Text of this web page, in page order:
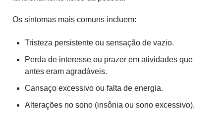
Os sintomas mais comuns incluem:
Tristeza persistente ou sensação de vazio.
Perda de interesse ou prazer em atividades que
antes eram agradáveis.
Cansaço excessivo ou falta de energia.
Alterações no sono (insônia ou sono excessivo).